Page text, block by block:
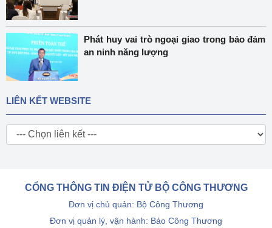
Phát huy vai trò ngoại giao trong bảo đảm
an ninh năng lượng
LIÊN KẾT WEBSITE
CỔNG THÔNG TIN ĐIỆN TỬ BỘ CÔNG THƯƠNG
Đơn vị chủ quản: Bộ Công Thương
Đơn vị quản lý, vận hành: Báo Công Thương